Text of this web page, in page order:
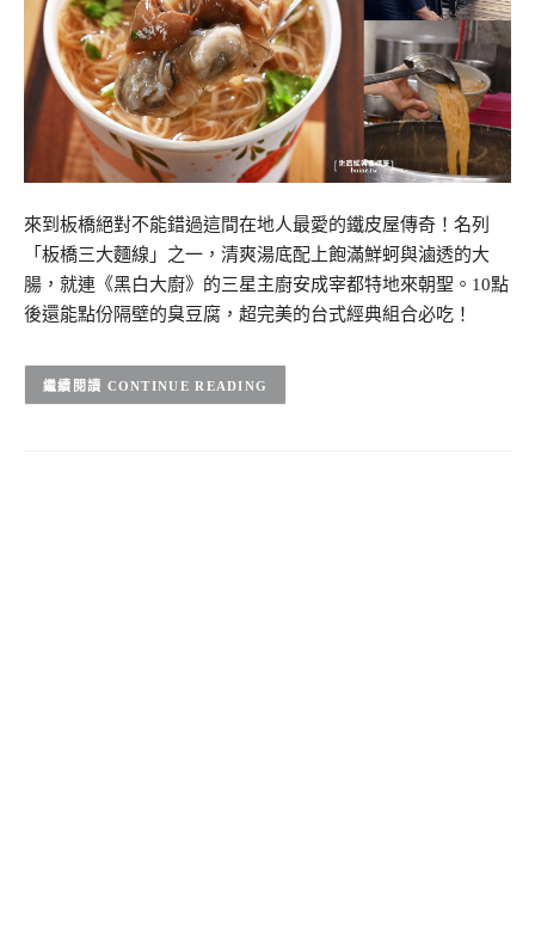
來到板橋絕對不能錯過這間在地人最愛的鐵皮屋傳奇！名列
「板橋三大麵線」之一，清爽湯底配上飽滿鮮蚵與滷透的大
腸，就連《黑白大廚》的三星主廚安成宰都特地來朝聖。10點
後還能點份隔壁的臭豆腐，超完美的台式經典組合必吃！
CONTINUE READING